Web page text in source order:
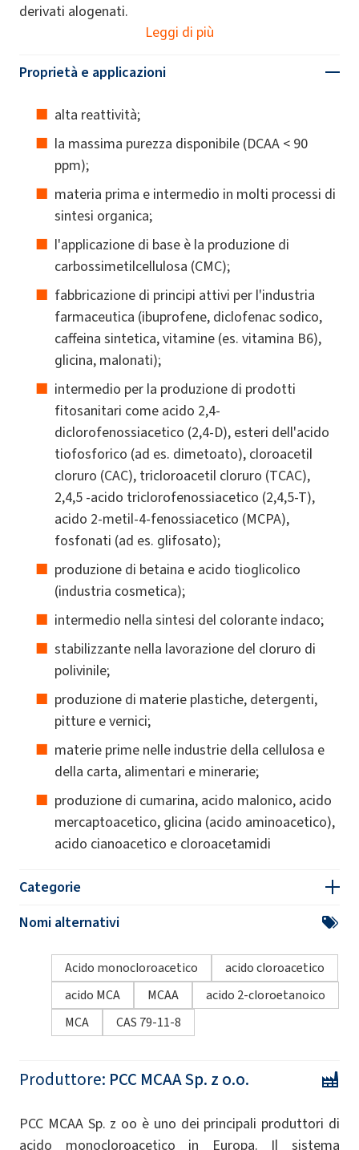
derivati alogenati.
Leggi di più
Proprietà e applicazioni
alta reattività;
la massima purezza disponibile (DCAA < 90
ppm);
materia prima e intermedio in molti processi di
sintesi organica;
l'applicazione di base è la produzione di
carbossimetilcellulosa (CMC);
fabbricazione di principi attivi per l'industria
farmaceutica (ibuprofene, diclofenac sodico,
caffeina sintetica, vitamine (es. vitamina B6),
glicina, malonati);
intermedio per la produzione di prodotti
fitosanitari come acido 2,4-
diclorofenossiacetico (2,4-D), esteri dell'acido
tiofosforico (ad es. dimetoato), cloroacetil
cloruro (CAC), tricloroacetil cloruro (TCAC),
2,4,5 -acido triclorofenossiacetico (2,4,5-T),
acido 2-metil-4-fenossiacetico (MCPA),
fosfonati (ad es. glifosato);
produzione di betaina e acido tioglicolico
(industria cosmetica);
intermedio nella sintesi del colorante indaco;
stabilizzante nella lavorazione del cloruro di
polivinile;
produzione di materie plastiche, detergenti,
pitture e vernici;
materie prime nelle industrie della cellulosa e
della carta, alimentari e minerarie;
produzione di cumarina, acido malonico, acido
mercaptoacetico, glicina (acido aminoacetico),
acido cianoacetico e cloroacetamidi
Categorie
Nomi alternativi
Acido monocloroacetico
acido cloroacetico
acido MCA
MCAA
acido 2-cloroetanoico
MCA
CAS 79-11-8
Produttore: PCC MCAA Sp. z o.o.
PCC MCAA Sp. z oo è uno dei principali produttori di
acido monocloroacetico in Europa. Il sistema